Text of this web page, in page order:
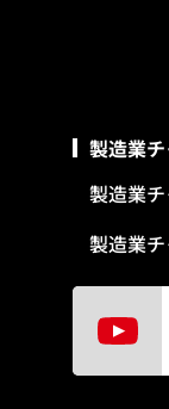
製造業
製造業
製造業